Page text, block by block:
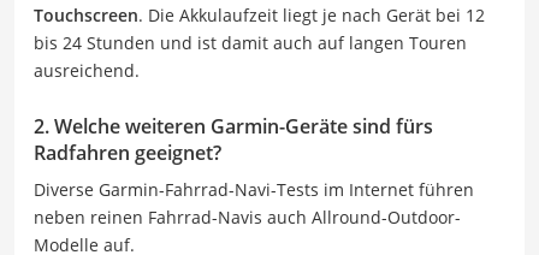
Touchscreen. Die Akkulaufzeit liegt je nach Gerät bei 12
bis 24 Stunden und ist damit auch auf langen Touren
ausreichend.
2. Welche weiteren Garmin-Geräte sind fürs
Radfahren geeignet?
Diverse Garmin-Fahrrad-Navi-Tests im Internet führen
neben reinen Fahrrad-Navis auch Allround-Outdoor-
Modelle auf.